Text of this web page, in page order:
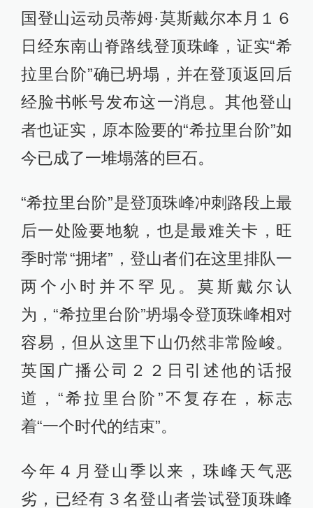
国登山运动员蒂姆·莫斯戴尔本月１６
日经东南山脊路线登顶珠峰，证实“希
拉里台阶”确已坍塌，并在登顶返回后
经脸书帐号发布这一消息。其他登山
者也证实，原本险要的“希拉里台阶”如
今已成了一堆塌落的巨石。
“希拉里台阶”是登顶珠峰冲刺路段上最
后一处险要地貌，也是最难关卡，旺
季时常“拥堵”，登山者们在这里排队一
两个小时并不罕见。莫斯戴尔认
为，“希拉里台阶”坍塌令登顶珠峰相对
容易，但从这里下山仍然非常险峻。
英国广播公司２２日引述他的话报
道，“希拉里台阶”不复存在，标志
着“一个时代的结束”。
今年４月登山季以来，珠峰天气恶
劣，已经有３名登山者尝试登顶珠峰